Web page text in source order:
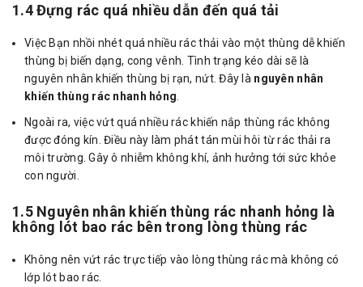
1.4 Đựng rác quá nhiều dẫn đến quá tải
Việc Bạn nhồi nhét quá nhiều rác thải vào một thùng dễ khiến
thùng bị biến dạng, cong vênh. Tình trạng kéo dài sẽ là
nguyên nhân khiến thùng bị rạn, nứt. Đây là nguyên nhân
khiến thùng rác nhanh hỏng
Ngoài ra, việc vứt quá nhiều rác khiến nắp thùng rác không
được đóng kín. Điều này làm phát tán mùi hôi từ rác thải ra
môi trường. Gây ô nhiễm không khí, ảnh hưởng tới sức khỏe
con người.
1.5 Nguyên nhân khiến thùng rác nhanh hỏng là
không lót bao rác bên trong lòng thùng rác
Không nên vứt rác trực tiếp vào lòng thùng rác mà không có
lớp lót bao rác.